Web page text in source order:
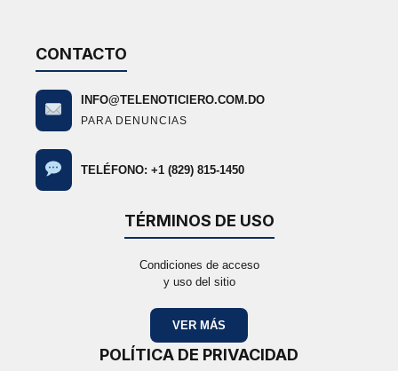
CONTACTO
INFO@TELENOTICIERO.COM.DO
PARA DENUNCIAS
TELÉFONO: +1 (829) 815-1450
TÉRMINOS DE USO
Condiciones de acceso
y uso del sitio
VER MÁS
POLÍTICA DE PRIVACIDAD